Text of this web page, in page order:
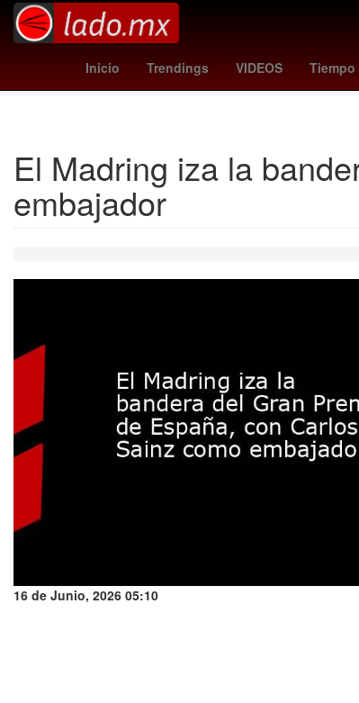
Inicio Trendings VIDEOS Tiempo
Santos Laguna femenil Manu Chao Maya
El Madring iza la
embajador
16 de Junio, 2026 05:10